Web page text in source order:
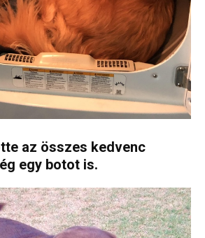
az összes kedvenc
egy botot is.